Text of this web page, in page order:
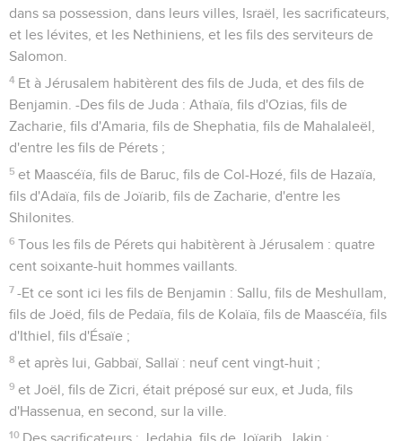
dans sa possession, dans leurs villes, Israël, les sacrificateurs,
et les lévites, et les Nethiniens, et les fils des serviteurs de
Salomon.
4 Et à Jérusalem habitèrent des fils de Juda, et des fils de
Benjamin. -Des fils de Juda : Athaïa, fils d'Ozias, fils de
Zacharie, fils d'Amaria, fils de Shephatia, fils de Mahalaleël,
d'entre les fils de Pérets ;
5 et Maascéïa, fils de Baruc, fils de Col-Hozé, fils de Hazaïa,
fils d'Adaïa, fils de Joïarib, fils de Zacharie, d'entre les
Shilonites.
6 Tous les fils de Pérets qui habitèrent à Jérusalem : quatre
cent soixante-huit hommes vaillants.
7 -Et ce sont ici les fils de Benjamin : Sallu, fils de Meshullam,
fils de Joëd, fils de Pedaïa, fils de Kolaïa, fils de Maascéïa, fils
d'Ithiel, fils d'Ésaïe ;
8 et après lui, Gabbaï, Sallaï : neuf cent vingt-huit ;
9 et Joël, fils de Zicri, était préposé sur eux, et Juda, fils
d'Hassenua, en second, sur la ville.
10 Des sacrificateurs : Jedahia, fils de Joïarib, Jakin ;